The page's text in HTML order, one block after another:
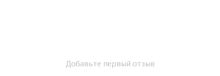
Добавьте первый отзыв